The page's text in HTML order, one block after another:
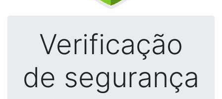
Verificação
de segurança